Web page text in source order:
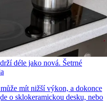
déle jako nová. Šetrné
mít nižší výkon, a dokonce
o sklokeramickou desku, nebo